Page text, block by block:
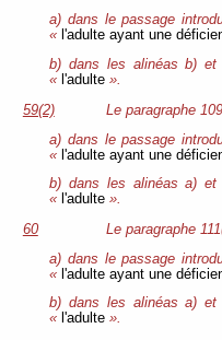
a) dans le passage
« l'adulte ayant une
b) dans les alinéas b)
« l'adulte».
59(2)
Le paragraphe
a) dans le passage
« l'adulte ayant une
b) dans les alinéas a)
« l'adulte».
60
Le paragraphe
a) dans le passage
« l'adulte ayant une
b) dans les alinéas a)
« l'adulte».